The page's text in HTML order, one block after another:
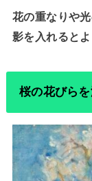
花の重なりや
影を入れると
桜の花びら